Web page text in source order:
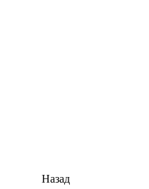
Назад